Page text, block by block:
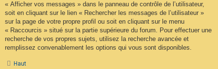
« Afficher vos messages » dans le panneau de contrôle de l’utilisateur,
soit en cliquant sur le lien « Rechercher les messages de l’utilisateur »
sur la page de votre propre profil ou soit en cliquant sur le menu
« Raccourcis » situé sur la partie supérieure du forum. Pour effectuer une
recherche de vos propres sujets, utilisez la recherche avancée et
remplissez convenablement les options qui vous sont disponibles.
Haut